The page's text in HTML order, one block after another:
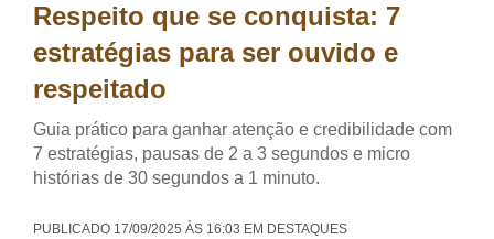
Respeito que se conquista: 7
estratégias para ser ouvido e
respeitado
Guia prático para ganhar atenção e credibilidade com
7 estratégias, pausas de 2 a 3 segundos e micro
histórias de 30 segundos a 1 minuto.
PUBLICADO 17/09/2025 ÀS 16:03 EM DESTAQUES